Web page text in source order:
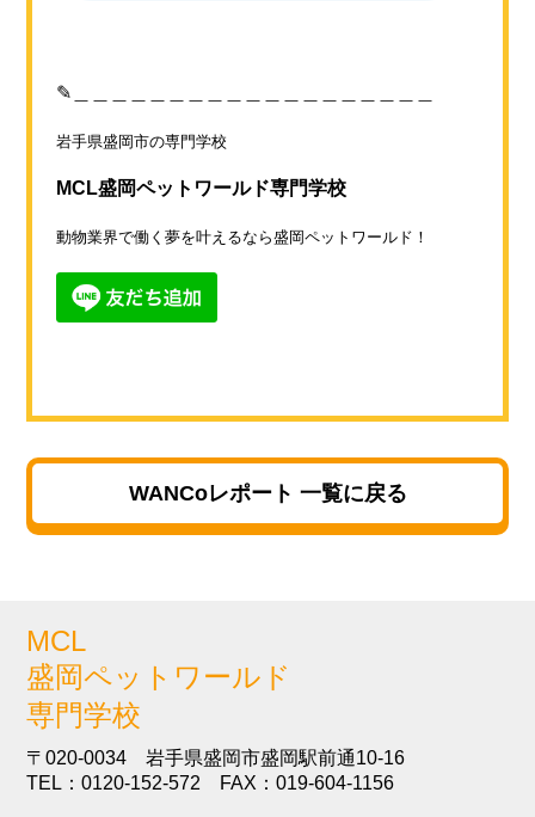
✎＿＿＿＿＿＿＿＿＿＿＿＿＿＿＿＿＿＿＿
岩手県盛岡市の専門学校
MCL盛岡ペットワールド専門学校
動物業界で働く夢を叶えるなら盛岡ペットワールド！
WANCoレポート 一覧に戻る
MCL
盛岡ペットワールド
専門学校
〒020-0034 岩手県盛岡市盛岡駅前通10-16
TEL：0120-152-572 FAX：019-604-1156